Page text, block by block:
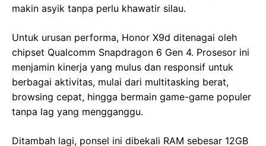
makin asyik tanpa perlu khawatir silau.
Untuk urusan performa, Honor X9d ditenagai oleh
chipset Qualcomm Snapdragon 6 Gen 4. Prosesor ini
menjamin kinerja yang mulus dan responsif untuk
berbagai aktivitas, mulai dari multitasking berat,
browsing cepat, hingga bermain game-game populer
tanpa lag yang mengganggu.
Ditambah lagi, ponsel ini dibekali RAM sebesar 12GB